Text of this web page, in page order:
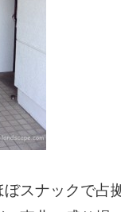
スナックで占